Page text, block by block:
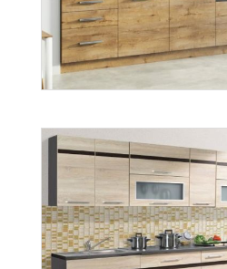
Więcej
Vera